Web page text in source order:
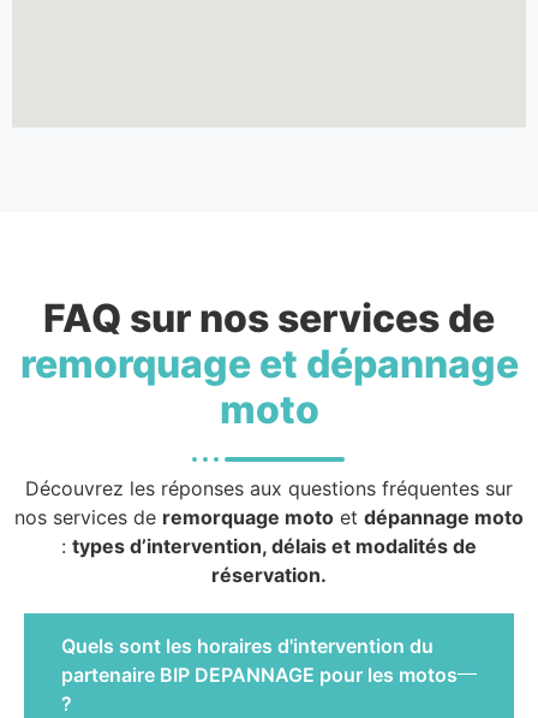
FAQ sur nos services de
remorquage et dépannage
moto
Découvrez les réponses aux questions fréquentes sur
nos services de remorquage moto et dépannage moto
: types d’intervention, délais et modalités de
réservation.
Quels sont les horaires d'intervention du
partenaire BIP DEPANNAGE pour les motos
?